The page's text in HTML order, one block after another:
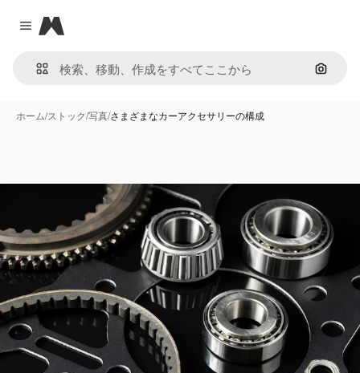
Close menu
Magnific
画像で
ホーム/ストック/写真/さまざまなカーアクセサリーの構成